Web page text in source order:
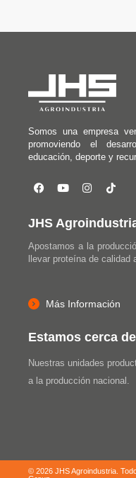
Somos una empresa
promoviendo el
educación, deporte y
JHS
Apostamos a la
llevar proteína de
Más Información
Estamos cerca
Nuestras unidades
a la producción nacional.
© 2026 JHS Agroindustria.